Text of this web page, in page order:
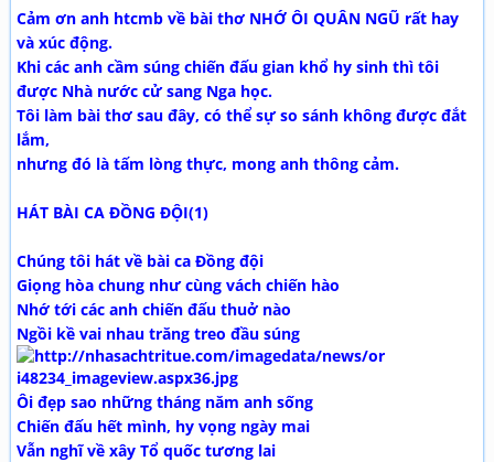
Cảm ơn anh htcmb về bài thơ NHỚ ÔI QUÂN NGŨ rất hay
và xúc động.
Khi các anh cầm súng chiến đấu gian khổ hy sinh thì tôi
được Nhà nước cử sang Nga học.
Tôi làm bài thơ sau đây, có thể sự so sánh không được đắt
lắm,
nhưng đó là tấm lòng thực, mong anh thông cảm.
HÁT BÀI CA ĐỒNG ĐỘI(1)
Chúng tôi hát về bài ca Đồng đội
Giọng hòa chung như cùng vách chiến hào
Nhớ tới các anh chiến đấu thuở nào
Ngồi kề vai nhau trăng treo đầu súng
Ôi đẹp sao những tháng năm anh sống
Chiến đấu hết mình, hy vọng ngày mai
Vẫn nghĩ về xây Tổ quốc tương lai